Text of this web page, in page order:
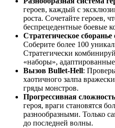
героев, каждый с
роста. Сочетайте героев,
беспрецедентные боевые
Стратегическое
Соберите более 100
Стратегически
«наборы»,
Вызов Bullet-Hell:
хаотичного залпа
гряды монстров.
Прогрессивная сложность
героя, враги становятся
разнообразными. Только
до последней волны.